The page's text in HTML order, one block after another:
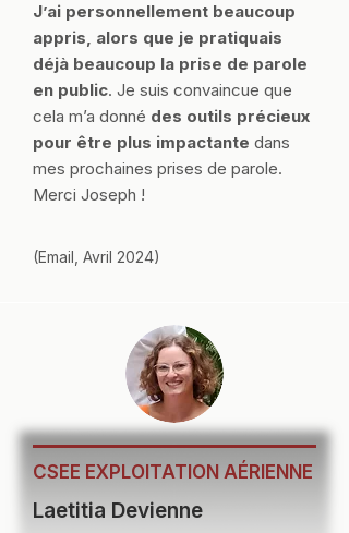
J’ai personnellement beaucoup
appris, alors que je pratiquais
déjà beaucoup la prise de parole
en public. Je suis convaincue que
cela m’a donné des outils précieux
pour être plus impactante dans
mes prochaines prises de parole.
Merci Joseph !
(Email, Avril 2024)
CSEE EXPLOITATION AÉRIENNE
Laetitia Devienne